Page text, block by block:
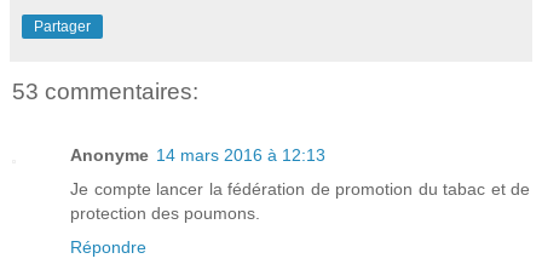
Partager
53 commentaires:
Anonyme 14 mars 2016 à 12:13
Je compte lancer la fédération de promotion du tabac et de
protection des poumons.
Répondre